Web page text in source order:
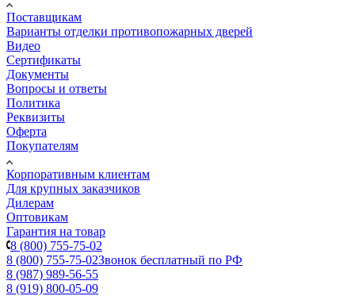
Поставщикам
Варианты отделки противопожарных дверей
Видео
Сертификаты
Документы
Вопросы и ответы
Политика
Реквизиты
Оферта
Покупателям
Корпоративным клиентам
Для крупных заказчиков
Дилерам
Оптовикам
Гарантия на товар
8 (800) 755-75-02
8 (800) 755-75-02Звонок бесплатный по РФ
8 (987) 989-56-55
8 (919) 800-05-09